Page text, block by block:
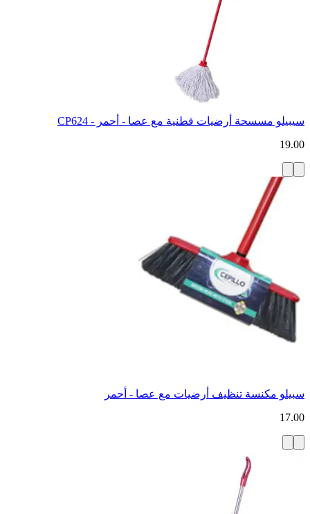
سيبيلو مسسحة أرضيات قطنية مع عصا - أحمر - CP624
19.00
سبيلو مكنسة تنظيف أرضيات مع عصا - أحمر
17.00